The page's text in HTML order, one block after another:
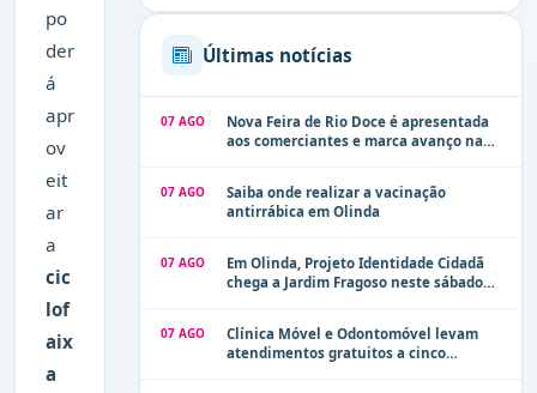
po
der
á
apr
ov
eit
ar
a
cic
lof
aix
a
Últimas notícias
07 AGO
Nova Feira de Rio Doce é apresentada
aos comerciantes e marca avanço na
07 AGO
Saiba onde realizar a vacinação
antirrábica em Olinda
07 AGO
Em Olinda, Projeto Identidade Cidadã
chega a Jardim Fragoso neste sábado
07 AGO
Clínica Móvel e Odontomóvel levam
atendimentos gratuitos a cinco